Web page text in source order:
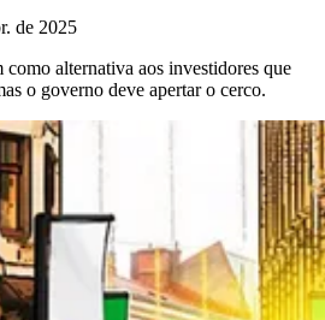
de 2025
como alternativa aos investidores que
o governo deve apertar o cerco.